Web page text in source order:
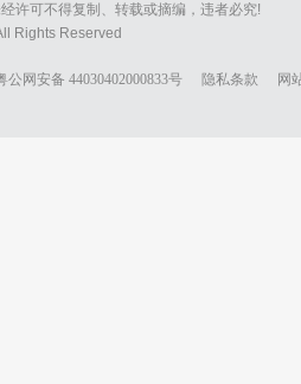
许可不得复制、转载或摘编，违者必究!
Rights Reserved
公网安备 44030402000833号 隐私条款 网